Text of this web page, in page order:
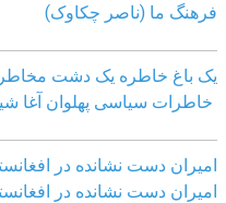
فرهنگ ما (ناصر چکاوک)
یک باغ خاطره یک دشت
خاطرات سیاسی پهلوان آغا
امیران دست نشانده در
امیران دست نشانده در